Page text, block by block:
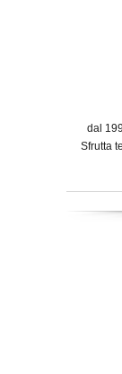
dal
Sfrutta